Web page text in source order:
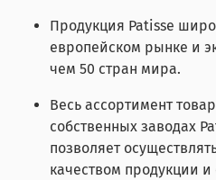
Продукция Patisse
европейском рынке и
чем 50 стран мира.
Весь ассортимент
собственных заводах
позволяет
качеством продукции и